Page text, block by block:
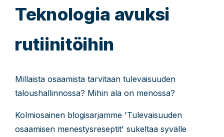
Teknologia avuksi
rutiinitöihin
Millaista osaamista tarvitaan tulevaisuuden
taloushallinnossa? Mihin ala on menossa?
Kolmiosainen blogisarjamme 'Tulevaisuuden
osaamisen menestysreseptit' sukeltaa syvälle